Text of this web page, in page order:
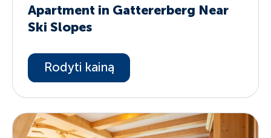
Apartment in Gattererberg Near
Ski Slopes
Rodyti kainą